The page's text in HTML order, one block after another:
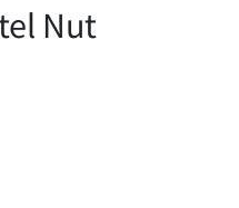
Nut